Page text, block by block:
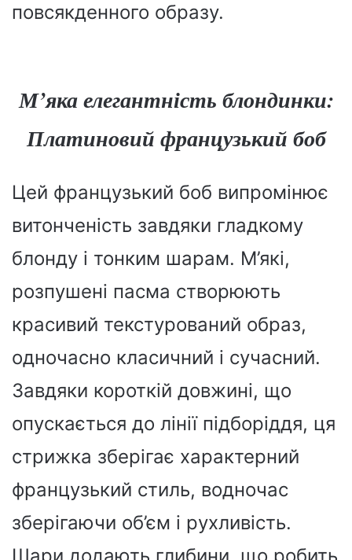
повсякденного образу.
М’яка елегантність блондинки:
Платиновий французький боб
Цей французький боб випромінює
витонченість завдяки гладкому
блонду і тонким шарам. М’які,
розпушені пасма створюють
красивий текстурований образ,
одночасно класичний і сучасний.
Завдяки короткій довжині, що
опускається до лінії підборіддя, ця
стрижка зберігає характерний
французький стиль, водночас
зберігаючи об’єм і рухливість.